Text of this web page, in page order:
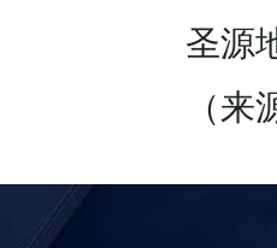
圣源地
（来源